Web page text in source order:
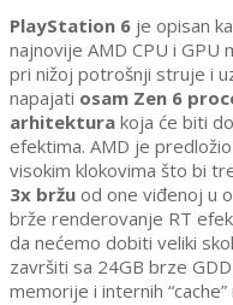
PlayStation 6 je opisan
najnovije AMD CPU i GPU
pri nižoj potrošnji struje i
napajati osam Zen 6
arhitektura koja će biti
efektima. AMD je
visokim klokovima što bi
3x bržu od one viđenoj u
brže renderovanje RT
da nećemo dobiti veliki
završiti sa 24GB brze
memorije i internih